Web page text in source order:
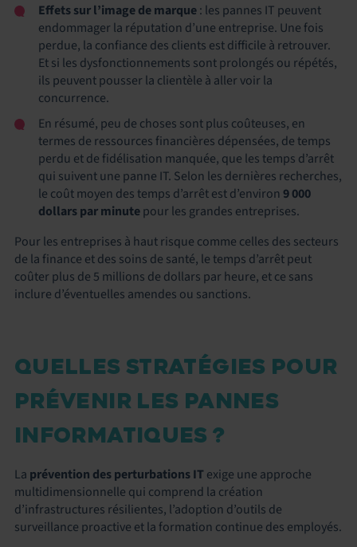
Effets sur l’image de marque: les pannes IT peuvent
endommager la réputation d’une entreprise. Une fois
perdue, la confiance des clients est difficile à retrouver.
Et si les dysfonctionnements sont prolongés ou répétés,
ils peuvent pousser la clientèle à aller voir la
concurrence.
En résumé, peu de choses sont plus coûteuses, en
termes de ressources financières dépensées, de temps
perdu et de fidélisation manquée, que les temps d’arrêt
qui suivent une panne IT. Selon les dernières recherches,
le coût moyen des temps d’arrêt est d’environ 9 000
dollars par minutepour les grandes entreprises.
Pour les entreprises à haut risque comme celles des secteurs
de la finance et des soins de santé, le temps d’arrêt peut
coûter plus de 5 millions de dollars par heure, et ce sans
inclure d’éventuelles amendes ou sanctions.
QUELLES STRATÉGIES POUR
PRÉVENIR LES PANNES
INFORMATIQUES ?
La prévention des perturbations ITexige une approche
multidimensionnelle qui comprend la création
d’infrastructures résilientes, l’adoption d’outils de
surveillance proactive et la formation continue des employés.